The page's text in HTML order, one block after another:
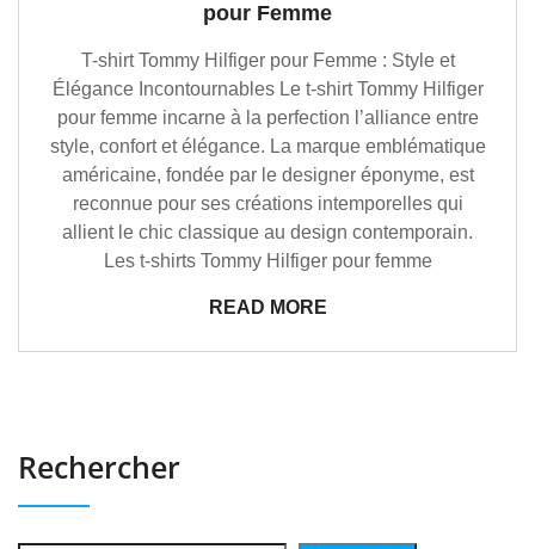
pour Femme
T-shirt Tommy Hilfiger pour Femme : Style et
Élégance Incontournables Le t-shirt Tommy Hilfiger
pour femme incarne à la perfection l’alliance entre
style, confort et élégance. La marque emblématique
américaine, fondée par le designer éponyme, est
reconnue pour ses créations intemporelles qui
allient le chic classique au design contemporain.
Les t-shirts Tommy Hilfiger pour femme
READ MORE
Rechercher